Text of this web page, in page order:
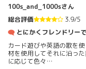
100s_and_1000sさん
総合評価
3.9/5
とにかくフレンドリー
カード遊びや英語の歌を
材を使用してそれに沿っ
に応じて色々…